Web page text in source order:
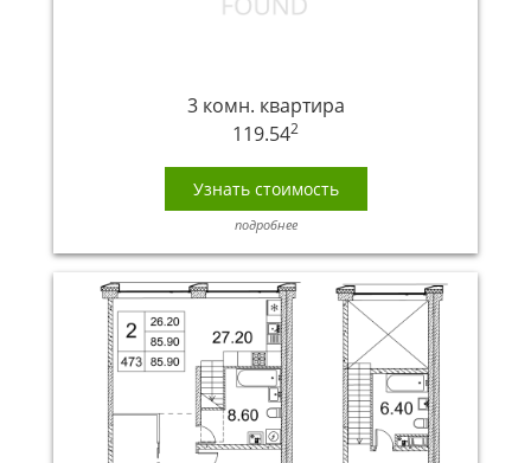
3 комн. квартира
119.542
Узнать стоимость
подробнее